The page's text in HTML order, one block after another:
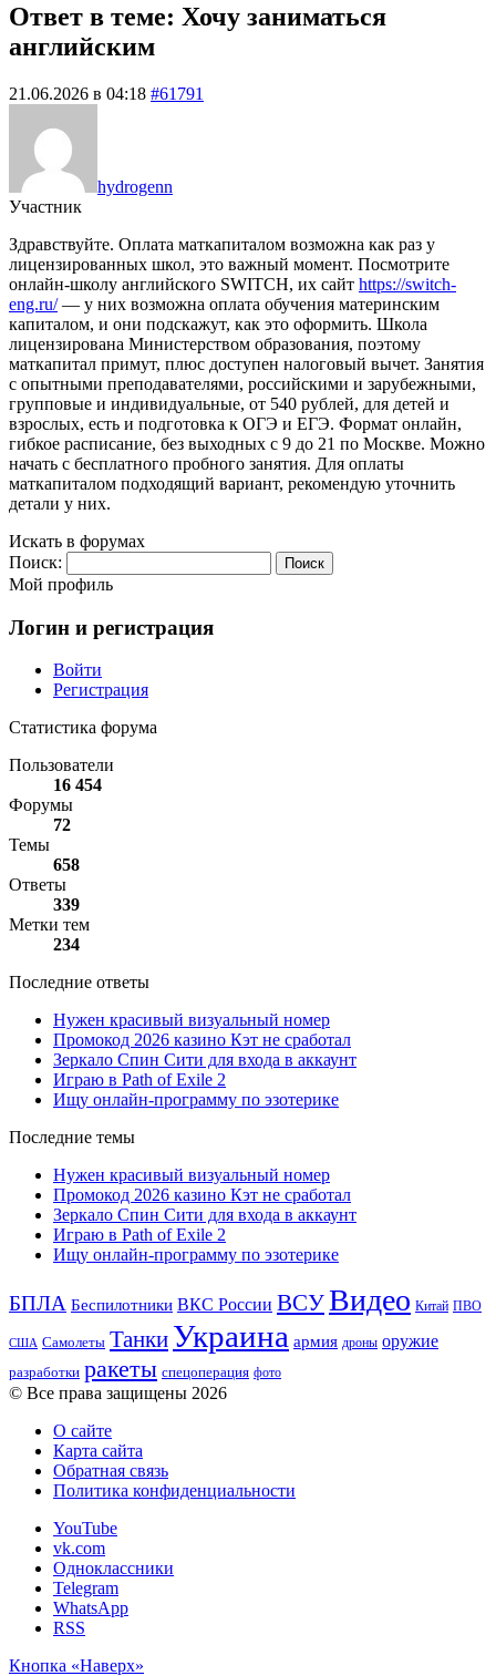
Ответ в теме: Хочу заниматься
английским
21.06.2026 в 04:18 #61791
hydrogenn
Участник
Здравствуйте. Оплата маткапиталом возможна как раз у
лицензированных школ, это важный момент. Посмотрите
онлайн-школу английского SWITCH, их сайт https://switch-
eng.ru/— у них возможна оплата обучения материнским
капиталом, и они подскажут, как это оформить. Школа
лицензирована Министерством образования, поэтому
маткапитал примут, плюс доступен налоговый вычет. Занятия
с опытными преподавателями, российскими и зарубежными,
групповые и индивидуальные, от 540 рублей, для детей и
взрослых, есть и подготовка к ОГЭ и ЕГЭ. Формат онлайн,
гибкое расписание, без выходных с 9 до 21 по Москве. Можно
начать с бесплатного пробного занятия. Для оплаты
маткапиталом подходящий вариант, рекомендую уточнить
детали у них.
Искать в форумах
Поиск:
Мой профиль
Логин и регистрация
Войти
Регистрация
Статистика форума
Пользователи
16 454
Форумы
72
Темы
658
Ответы
339
Метки тем
234
Последние ответы
Нужен красивый визуальный номер
Промокод 2026 казино Кэт не сработал
Зеркало Спин Сити для входа в аккаунт
Играю в Path of Exile 2
Ищу онлайн-программу по эзотерике
Последние темы
Нужен красивый визуальный номер
Промокод 2026 казино Кэт не сработал
Зеркало Спин Сити для входа в аккаунт
Играю в Path of Exile 2
Ищу онлайн-программу по эзотерике
БПЛА Беспилотники ВКС России ВСУВидео Китай ПВО
США Самолеты Танки Украина армия дроны оружие
разработки ракеты спецоперация фото
© Все права защищены 2026
О сайте
Карта сайта
Обратная связь
Политика конфиденциальности
YouTube
vk.com
Одноклассники
Telegram
WhatsApp
RSS
Кнопка «Наверх»